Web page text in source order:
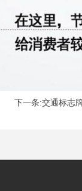
下一条:交通标志